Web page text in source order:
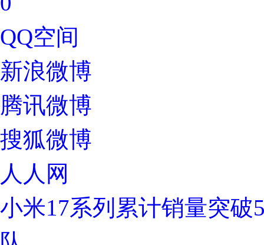
QQ空间
新浪微博
腾讯微博
搜狐微博
人人网
小米17系列累计销量突破